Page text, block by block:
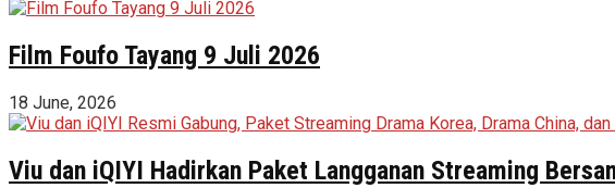
Film Foufo Tayang 9 Juli 2026
18 June, 2026
Viu dan iQIYI Hadirkan Paket Langganan Streaming